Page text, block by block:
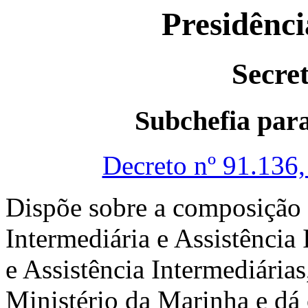
Subchefia
Decreto nº
Dispõe sobre a
Intermediária e
e Assistência
Ministério da Marinha e dá